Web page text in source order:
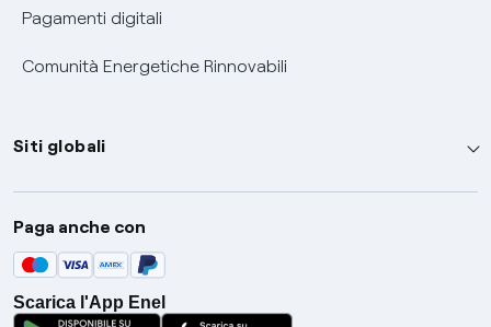
Pagamenti digitali
Comunità Energetiche Rinnovabili
Siti globali
Enel Group
Enel Green Power
Global Trading
Global Procurement
Paga anche con
Scarica l'App Enel